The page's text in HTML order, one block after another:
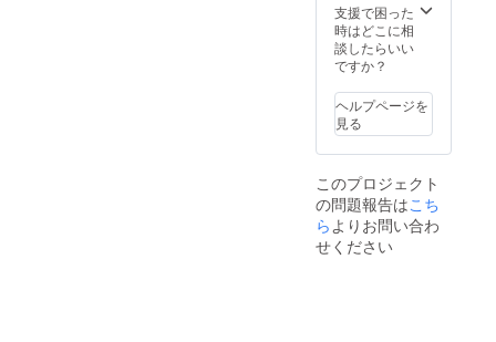
支援で困った
時はどこに相
談したらいい
ですか？
ヘルプページを
見る
このプロジェクト
の問題報告はこち
ら よりお問い合わ
せください